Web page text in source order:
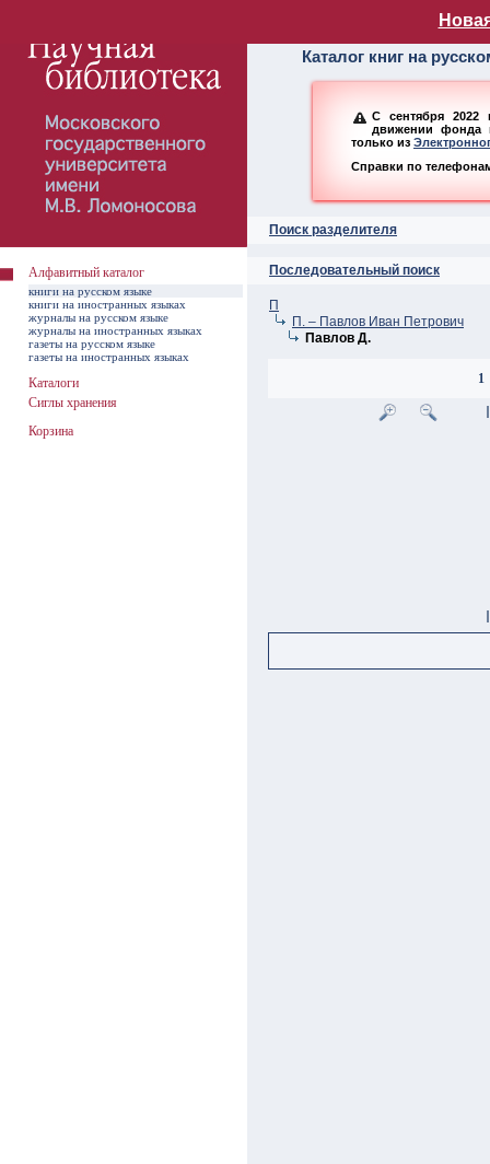
Алфавитный
Каталог книг на
С сентября 2022
движении фонда
только из
Справки по
Поиск разделителя
Последовательный поиск
П
П. – Павлов Иван Петрович
Павлов Д.
1
Алфавитный каталог
книги на русском языке
книги на иностранных языках
журналы на русском языке
журналы на иностранных языках
газеты на русском языке
газеты на иностранных языках
Каталоги
Сиглы хранения
Корзина